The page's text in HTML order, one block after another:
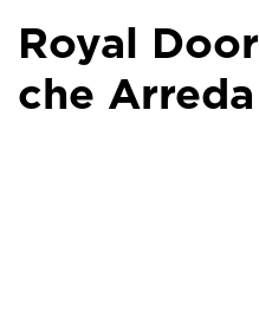
Royal
che